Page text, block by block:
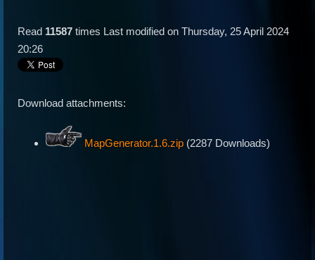
Read 11587 times Last modified on Thursday, 25 April 2024
20:26
Download attachments:
MapGenerator.1.6.zip (2287 Downloads)